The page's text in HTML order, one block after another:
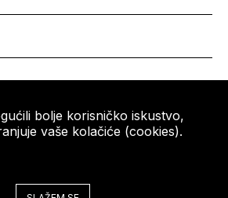
bolje korisničko iskustvo,
vaše kolačiće (cookies).
Copyright © HKA 2026